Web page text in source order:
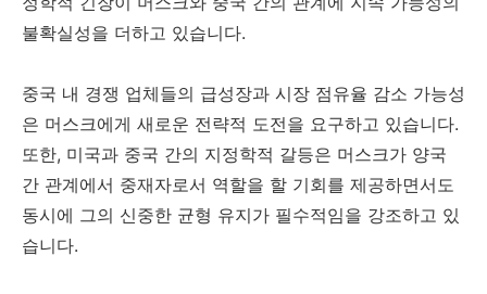
불확실성을 더하고 있습니다.
중국 내 경쟁 업체들의 급성장과 시장 점유율 감소 가능성
은 머스크에게 새로운 전략적 도전을 요구하고 있습니다.
또한, 미국과 중국 간의 지정학적 갈등은 머스크가 양국
간 관계에서 중재자로서 역할을 할 기회를 제공하면서도
동시에 그의 신중한 균형 유지가 필수적임을 강조하고 있
습니다.